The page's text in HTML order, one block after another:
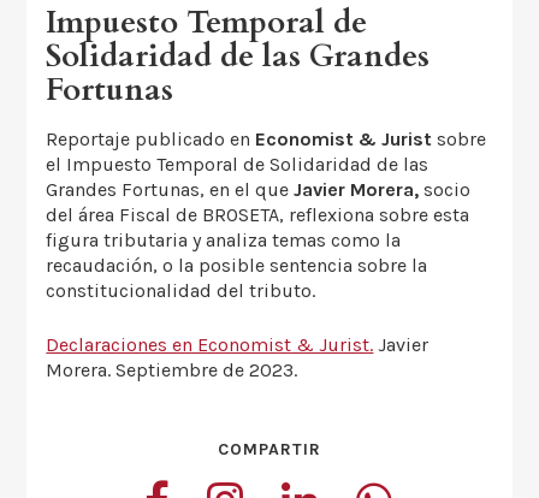
Impuesto Temporal de
Solidaridad de las Grandes
Fortunas
Reportaje publicado en Economist & Jurist sobre
el Impuesto Temporal de Solidaridad de las
Grandes Fortunas, en el queJavier Morera, socio
del área Fiscal de BROSETA, reflexiona sobre esta
figura tributaria y analiza temas como la
recaudación, o la posible sentencia sobre la
constitucionalidad del tributo.
Declaraciones en Economist & Jurist. Javier
Morera. Septiembre de 2023.
COMPARTIR